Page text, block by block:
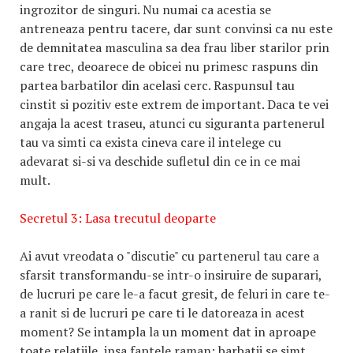
ingrozitor de singuri. Nu numai ca acestia se
antreneaza pentru tacere, dar sunt convinsi ca nu este
de demnitatea masculina sa dea frau liber starilor prin
care trec, deoarece de obicei nu primesc raspuns din
partea barbatilor din acelasi cerc. Raspunsul tau
cinstit si pozitiv este extrem de important. Daca te vei
angaja la acest traseu, atunci cu siguranta partenerul
tau va simti ca exista cineva care il intelege cu
adevarat si-si va deschide sufletul din ce in ce mai
mult.
Secretul 3: Lasa trecutul deoparte
Ai avut vreodata o "discutie" cu partenerul tau care a
sfarsit transformandu-se intr-o insiruire de suparari,
de lucruri pe care le-a facut gresit, de feluri in care te-
a ranit si de lucruri pe care ti le datoreaza in acest
moment? Se intampla la un moment dat in aproape